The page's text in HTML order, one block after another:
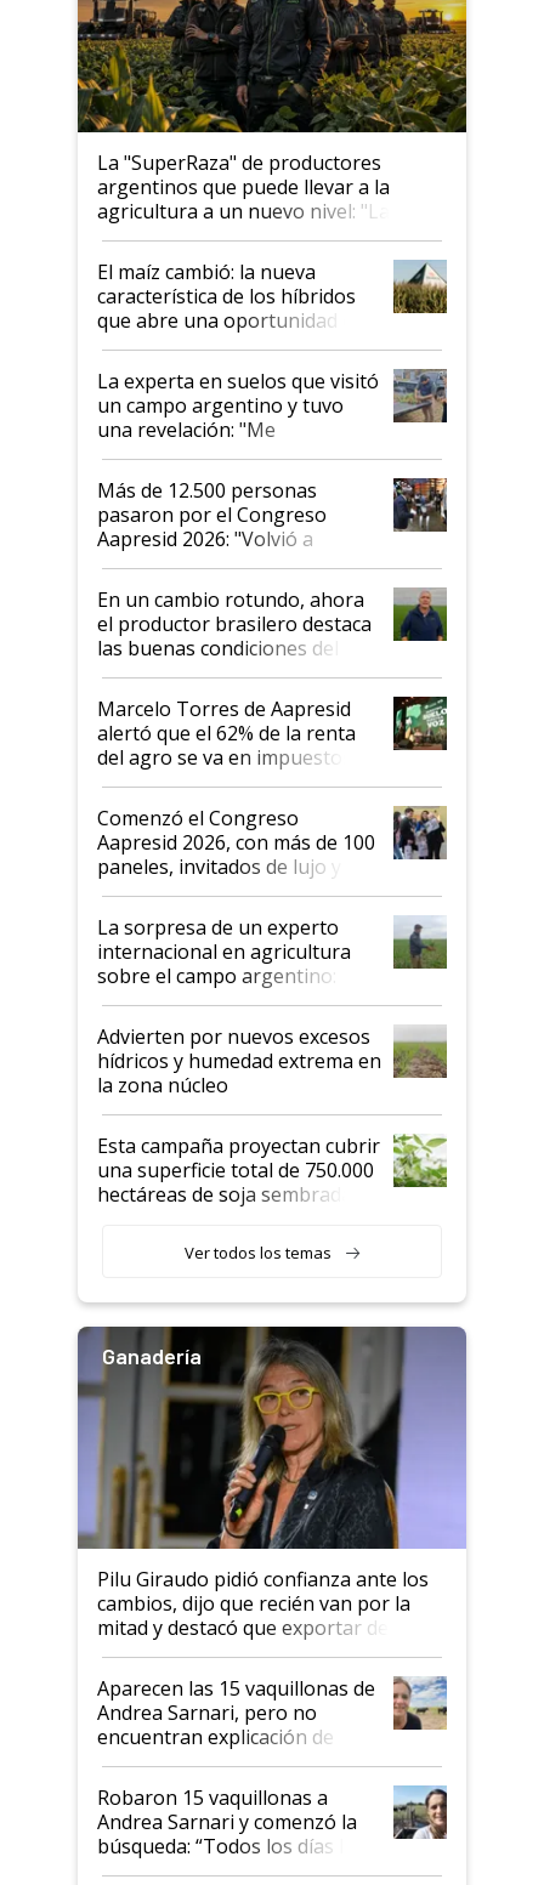
La "SuperRaza" de productores
argentinos que puede llevar a la
agricultura a un nuevo nivel: "Las
posibilidades de crecimiento son
infinitas"
El maíz cambió: la nueva
característica de los híbridos
que abre una oportunidad en
el lote
La experta en suelos que visitó
un campo argentino y tuvo
una revelación: "Me
impresionó mucho"
Más de 12.500 personas
pasaron por el Congreso
Aapresid 2026: "Volvió a
demostrar que hablar del
suelo es hablar de todo el
sistema productivo"
En un cambio rotundo, ahora
el productor brasilero destaca
las buenas condiciones del
agro argentino para invertir:
"Los veo más motivados"
Marcelo Torres de Aapresid
alertó que el 62% de la renta
del agro se va en impuestos:
"No es bueno que en
Argentina se sigan discutiendo
las mismas cosas de hace 50
años"
Comenzó el Congreso
Aapresid 2026, con más de 100
paneles, invitados de lujo y
todas las tendencias
La sorpresa de un experto
internacional en agricultura
sobre el campo argentino:
"Estoy muy impresionado"
Advierten por nuevos excesos
hídricos y humedad extrema en
la zona núcleo
Esta campaña proyectan cubrir
una superficie total de 750.000
hectáreas de soja sembradas
variedades que marcan un
salto tecnológico en genética y
Ver todos los temas
Ganadería
Pilu Giraudo pidió confianza ante los
cambios, dijo que recién van por la
mitad y destacó que exportar dejó de
ser "para unos pocos": "Tenemos un
mandato muy claro del gobierno
nacional"
Aparecen las 15 vaquillonas de
Andrea Sarnari, pero no
encuentran explicación de
cómo llegaron allí
Robaron 15 vaquillonas a
Andrea Sarnari y comenzó la
búsqueda: “Todos los días le
toca a algún productor”